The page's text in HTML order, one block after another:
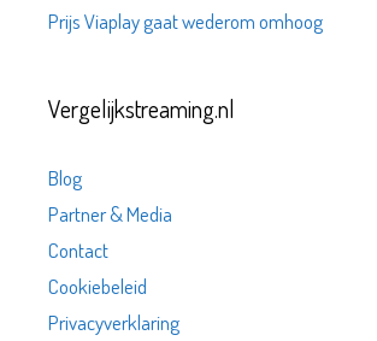
Prijs Viaplay gaat wederom omhoog
Vergelijkstreaming.nl
Blog
Partner & Media
Contact
Cookiebeleid
Privacyverklaring